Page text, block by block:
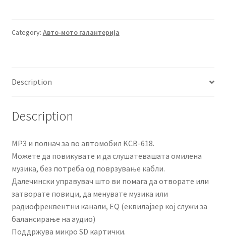
quantity
Category: Авто-мото галантерија
Description
Description
MP3 и полнач за во автомобил KCB-618.
Можете да повикувате и да слушатевашата омилена
музика, без потреба од поврзување кабли.
Далечински управувач што ви помага да отворате или
затворате повици, да менувате музика или
радиофреквентни канали, EQ (еквилајзер кој служи за
балансирање на аудио)
Поддржува микро SD картички.